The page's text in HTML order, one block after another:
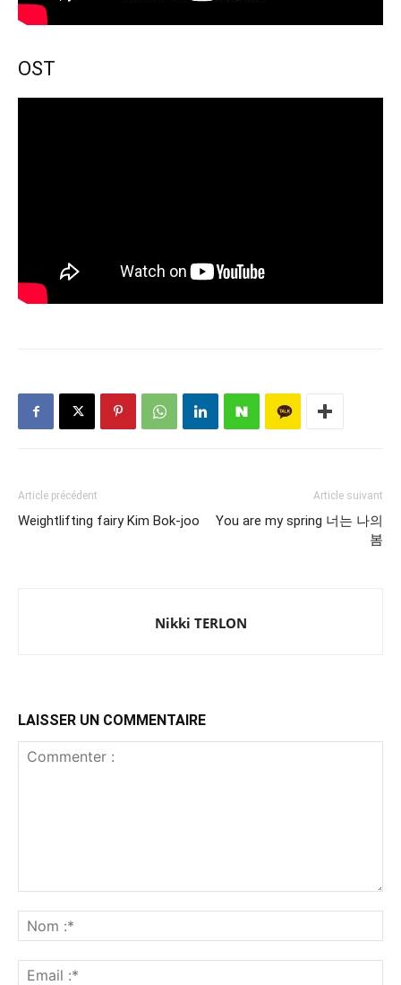
OST
Article précédent
Weightlifting fairy Kim Bok-joo
Article suivant
You are my spring 너는 나의
봄
Nikki TERLON
LAISSER UN COMMENTAIRE